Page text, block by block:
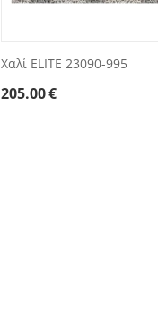
Χαλί ELITE 23090-995
205.00€